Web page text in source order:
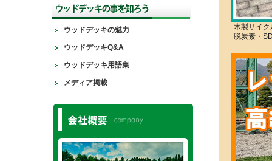
木製サイ
脱炭素・
ウッドデッキの魅力
ウッドデッキQ&A
ウッドデッキ用語集
メディア掲載